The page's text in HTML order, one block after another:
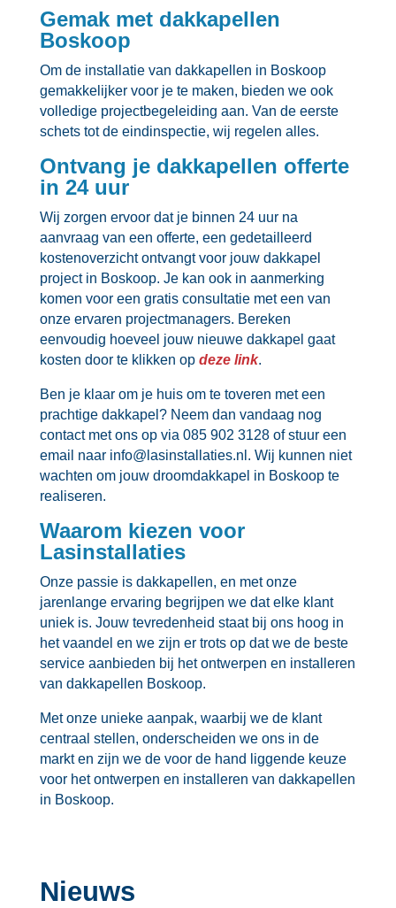
Gemak met dakkapellen
Boskoop
Om de installatie van dakkapellen in Boskoop
gemakkelijker voor je te maken, bieden we ook
volledige projectbegeleiding aan.​ Van de eerste
schets tot de eindinspectie, wij regelen alles.​
Ontvang je dakkapellen offerte
in 24 uur
Wij zorgen ervoor dat je binnen 24 uur na
aanvraag van een offerte, een gedetailleerd
kostenoverzicht ontvangt voor jouw dakkapel
project in Boskoop.​ Je kan ook in aanmerking
komen voor een gratis consultatie met een van
onze ervaren projectmanagers.​ Bereken
eenvoudig hoeveel jouw nieuwe dakkapel gaat
kosten door te klikken op deze link.​
Ben je klaar om je huis om te toveren met een
prachtige dakkapel? Neem dan vandaag nog
contact met ons op via 085 902 3128 of stuur een
email naar info@lasinstallaties.​nl.​ Wij kunnen niet
wachten om jouw droomdakkapel in Boskoop te
realiseren.​
Waarom kiezen voor
Lasinstallaties
Onze passie is dakkapellen, en met onze
jarenlange ervaring begrijpen we dat elke klant
uniek is.​ Jouw tevredenheid staat bij ons hoog in
het vaandel en we zijn er trots op dat we de beste
service aanbieden bij het ontwerpen en installeren
van dakkapellen Boskoop.​
Met onze unieke aanpak, waarbij we de klant
centraal stellen, onderscheiden we ons in de
markt en zijn we de voor de hand liggende keuze
voor het ontwerpen en installeren van dakkapellen
in Boskoop.​
Nieuws